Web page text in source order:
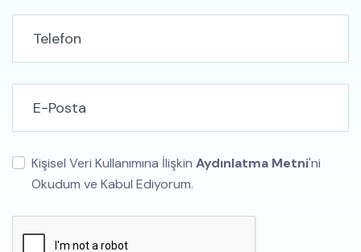
Kişisel Veri Kullanımına İlişkin Aydınlatma Metni'ni
Okudum ve Kabul Ediyorum.